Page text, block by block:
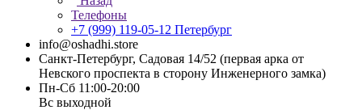
Телефоны
+7 (999) 119-05-12 Петербург
info@oshadhi.store
Санкт-Петербург, Садовая 14/52 (первая арка от
Невского проспекта в сторону Инженерного замка)
Пн-Сб 11:00-20:00
Вс выходной